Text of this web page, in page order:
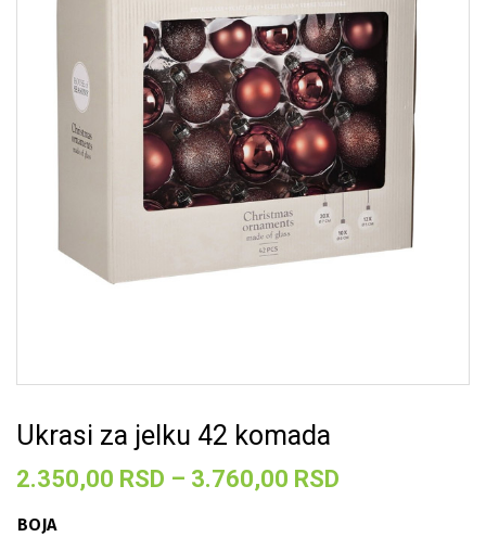
Ukrasi za jelku 42 komada
2.350,00 RSD – 3.760,00 RSD
BOJA